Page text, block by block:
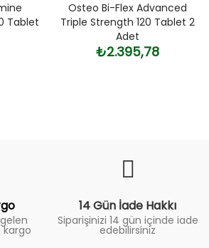
Tablet
Osteo Bi-Flex Advanced
Triple Strength 120 Tablet 2
Adet
₺2.395,78
kargo
14 Gün İade Hakkı
Siparişinizi 14 gün içinde iade
edebilirsiniz